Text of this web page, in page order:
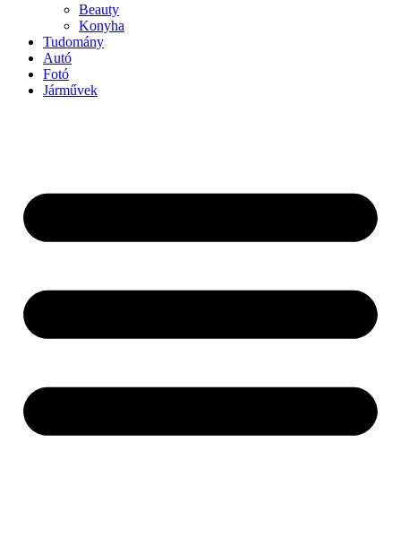
Beauty
Konyha
Tudomány
Autó
Fotó
Járművek